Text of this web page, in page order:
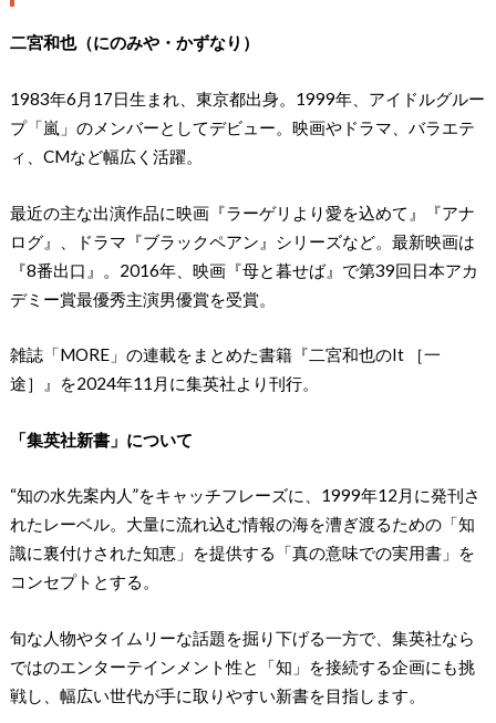
二宮和也（にのみや・かずなり）
1983年6月17日生まれ、東京都出身。1999年、アイドルグルー
プ「嵐」のメンバーとしてデビュー。映画やドラマ、バラエテ
ィ、CMなど幅広く活躍。
最近の主な出演作品に映画『ラーゲリより愛を込めて』『アナ
ログ』、ドラマ『ブラックペアン』シリーズなど。最新映画は
『8番出口』。2016年、映画『母と暮せば』で第39回日本アカ
デミー賞最優秀主演男優賞を受賞。
雑誌「MORE」の連載をまとめた書籍『二宮和也のIt ［一
途］』を2024年11月に集英社より刊行。
「集英社新書」について
“知の水先案内人”をキャッチフレーズに、1999年12月に発刊さ
れたレーベル。大量に流れ込む情報の海を漕ぎ渡るための「知
識に裏付けされた知恵」を提供する「真の意味での実用書」を
コンセプトとする。
旬な人物やタイムリーな話題を掘り下げる一方で、集英社なら
ではのエンターテインメント性と「知」を接続する企画にも挑
戦し、幅広い世代が手に取りやすい新書を目指します。